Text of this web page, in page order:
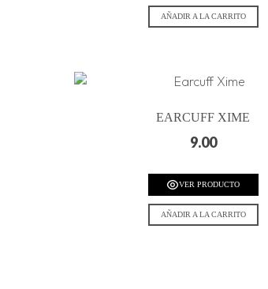
AÑADIR A LA CARRITO
EARCUFF XIME
9.00
VER PRODUCTO
AÑADIR A LA CARRITO